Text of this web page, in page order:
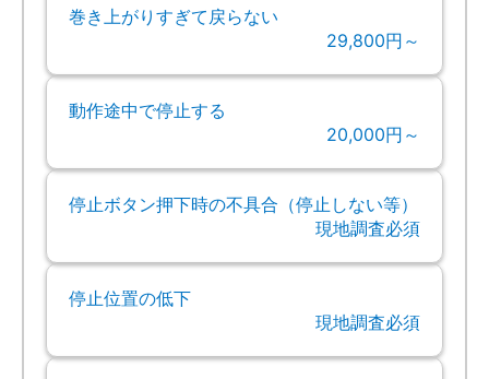
巻き上がりすぎて戻らない
29,800円～
動作途中で停止する
20,000円～
停止ボタン押下時の不具合（停止しない等）
現地調査必須
停止位置の低下
現地調査必須